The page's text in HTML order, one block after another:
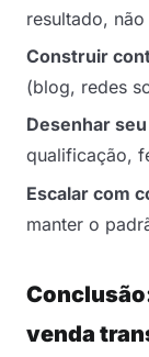
resultado,
Construir
(blog, redes
Desenhar
qualificação,
Escalar com
manter o
venda